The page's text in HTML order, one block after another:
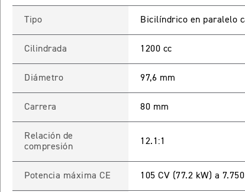
Tipo Bicilíndrico en paralelo
Cilindrada 1200 cc
Diámetro 97,6 mm
Carrera 80 mm
Relación de
compresión
12.1:1
Potencia máxima CE 105 CV (77.2 kW) a